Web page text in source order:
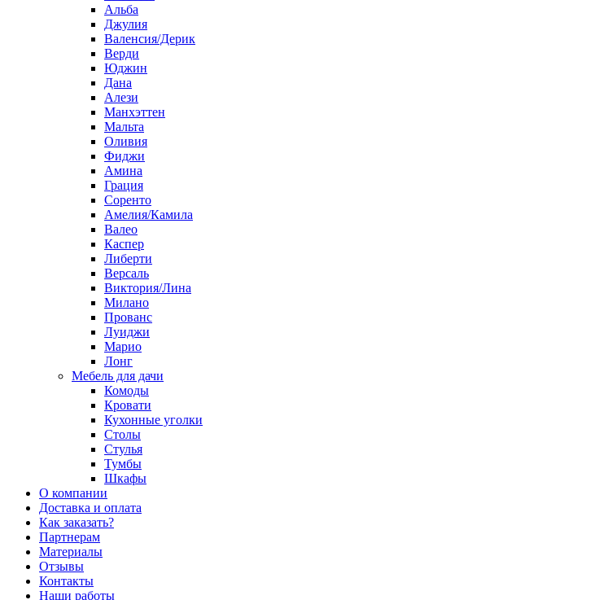
Альба
Джулия
Валенсия/Дерик
Верди
Юджин
Дана
Алези
Манхэттен
Мальта
Оливия
Фиджи
Амина
Грация
Соренто
Амелия/Камила
Валео
Каспер
Либерти
Версаль
Виктория/Лина
Милано
Прованс
Луиджи
Марио
Лонг
Мебель для дачи
Комоды
Кровати
Кухонные уголки
Столы
Стулья
Тумбы
Шкафы
О компании
Доставка и оплата
Как заказать?
Партнерам
Материалы
Отзывы
Контакты
Наши работы